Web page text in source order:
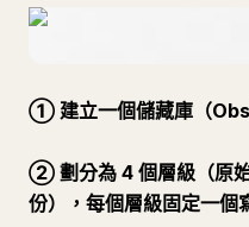
① 建立一個儲藏庫（
② 劃分為 4 個層級（原
份），每個層級固定一個